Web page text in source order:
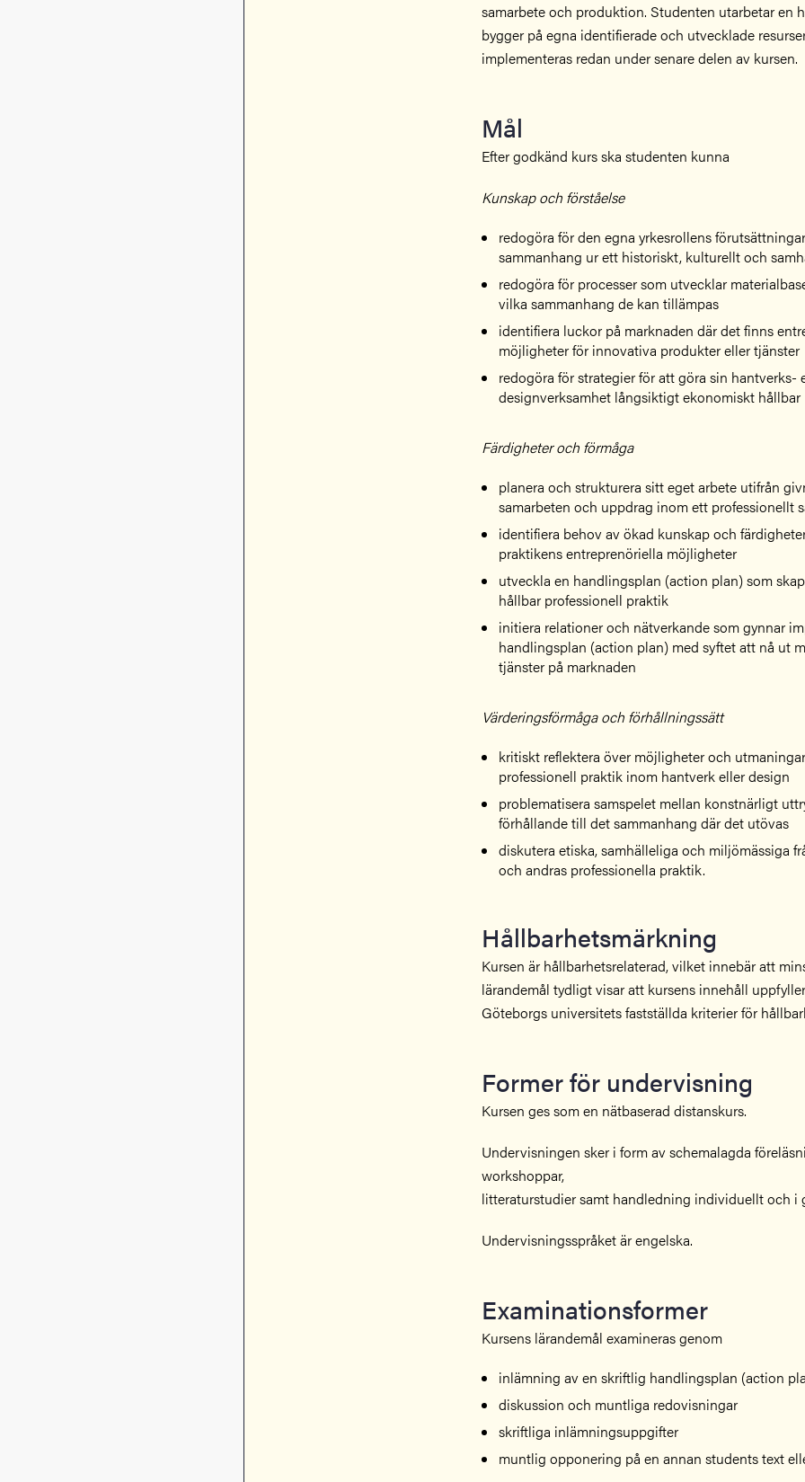
samarbete och produktion. Studenten utarbetar en
bygger på egna identifierade och utvecklade
implementeras redan under senare delen av kursen.
Mål
Efter godkänd kurs ska studenten kunna
Kunskap och förståelse
redogöra för den egna yrkesrollens
sammanhang ur ett historiskt, kulturellt och
redogöra för processer som utvecklar
vilka sammanhang de kan tillämpas
identifiera luckor på marknaden där det finns
möjligheter för innovativa produkter eller tjänster
redogöra för strategier för att göra sin hantverks-
designverksamhet långsiktigt ekonomiskt hållbar
Färdigheter och förmåga
planera och strukturera sitt eget arbete utifrån
samarbeten och uppdrag inom ett professionellt
identifiera behov av ökad kunskap och
praktikens entreprenöriella möjligheter
utveckla en handlingsplan (action plan) som
hållbar professionell praktik
initiera relationer och nätverkande som gynnar
handlingsplan (action plan) med syftet att nå ut
tjänster på marknaden
Värderingsförmåga och förhållningssätt
kritiskt reflektera över möjligheter och
professionell praktik inom hantverk eller design
problematisera samspelet mellan konstnärligt
förhållande till det sammanhang där det utövas
diskutera etiska, samhälleliga och miljömässiga
och andras professionella praktik.
Hållbarhetsmärkning
Kursen är hållbarhetsrelaterad, vilket innebär att
lärandemål tydligt visar att kursens innehåll
Göteborgs universitets fastställda kriterier för
Former för undervisning
Kursen ges som en nätbaserad distanskurs.
Undervisningen sker i form av schemalagda
workshoppar,
litteraturstudier samt handledning individuellt och i
Undervisningsspråket är engelska.
Examinationsformer
Kursens lärandemål examineras genom
inlämning av en skriftlig handlingsplan (action
diskussion och muntliga redovisningar
skriftliga inlämningsuppgifter
muntlig opponering på en annan students text